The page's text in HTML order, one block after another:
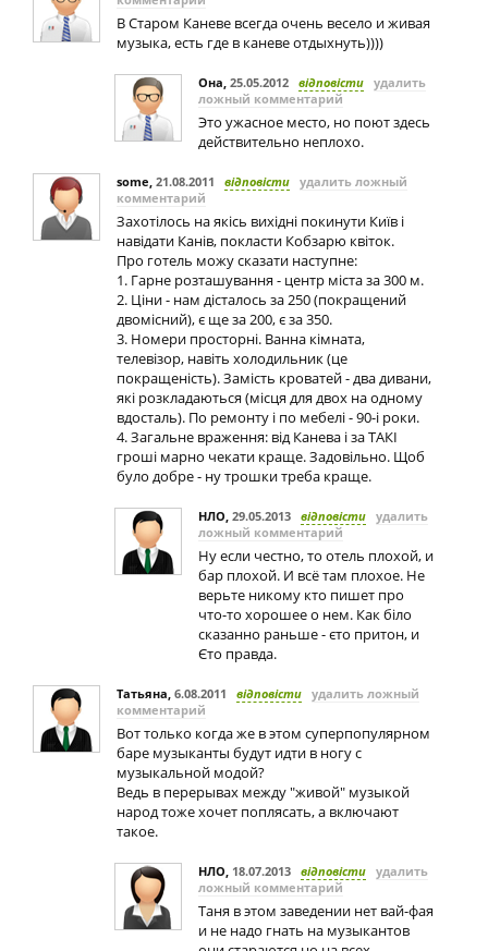
В Старом Каневе всегда очень весело и живая
музыка, есть где в каневе отдыхнуть))))
Она, 25.05.2012 відповісти удалить
ложный комментарий
Это ужасное место, но поют здесь
действительно неплохо.
some, 21.08.2011 відповісти удалить ложный
комментарий
Захотілось на якісь вихідні покинути Київ і
навідати Канів, покласти Кобзарю квіток.
Про готель можу сказати наступне:
1. Гарне розташування - центр міста за 300 м.
2. Ціни - нам дісталось за 250 (покращений
двомісний), є ще за 200, є за 350.
3. Номери просторні. Ванна кімната,
телевізор, навіть холодильник (це
покращеність). Замість кроватей - два дивани,
які розкладаються (місця для двох на одному
вдосталь). По ремонту і по мебелі - 90-і роки.
4. Загальне враження: від Канева і за ТАКІ
гроші марно чекати краще. Задовільно. Щоб
було добре - ну трошки треба краще.
НЛО, 29.05.2013 відповісти удалить
ложный комментарий
Ну если честно, то отель плохой, и
бар плохой. И всё там плохое. Не
верьте никому кто пишет про
что-то хорошее о нем. Как біло
сказанно раньше - єто притон, и
Єто правда.
Татьяна, 6.08.2011 відповісти удалить ложный
комментарий
Вот только когда же в этом суперпопулярном
баре музыканты будут идти в ногу с
музыкальной модой?
Ведь в перерывах между "живой" музыкой
народ тоже хочет поплясать, а включают
такое.
НЛО, 18.07.2013 відповісти удалить
ложный комментарий
Таня в этом заведении нет вай-фая
и не надо гнать на музыкантов